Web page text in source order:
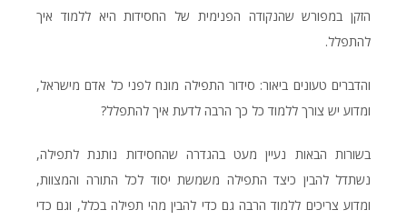
הזקן במפורש שהנקודה הפנימית של החסידות היא ללמוד איך
להתפלל.
והדברים טעונים ביאור: סידור התפילה מונח לפני כל אדם מישראל,
ומדוע יש צורך ללמוד כל כך הרבה לדעת איך להתפלל?
בשורות הבאות נעיין מעט בהגדרה שהחסידות נותנת לתפילה,
נשתדל להבין כיצד התפילה משמשת יסוד לכל התורה והמצוות,
ומדוע צריכים ללמוד הרבה גם כדי להבין מהי תפילה בכלל, וגם כדי